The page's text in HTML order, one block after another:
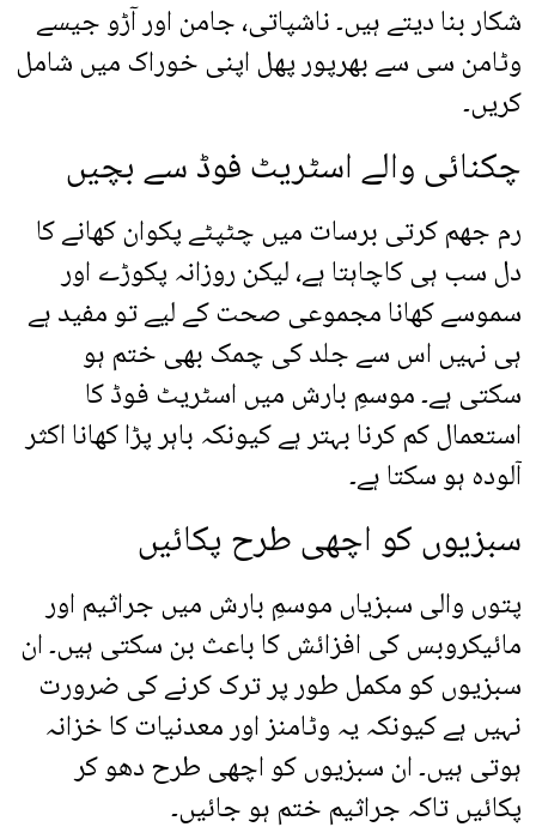
شکار بنا دیتے ہیں۔ ناشپاتی، جامن اور آڑو جیسے
وٹامن سی سے بھرپور پھل اپنی خوراک میں شامل
کریں۔
چکنائی والے اسٹریٹ فوڈ سے بچیں
رم جھم کرتی برسات میں چٹپٹے پکوان کھانے کا
دل سب ہی کاچاہتا ہے، لیکن روزانہ پکوڑے اور
سموسے کھانا مجموعی صحت کے لیے تو مفید ہے
ہی نہیں اس سے جلد کی چمک بھی ختم ہو
سکتی ہے۔ موسمِ بارش میں اسٹریٹ فوڈ کا
استعمال کم کرنا بہتر ہے کیونکہ باہر پڑا کھانا اکثر
آلودہ ہو سکتا ہے۔
سبزیوں کو اچھی طرح پکائیں
پتوں والی سبزیاں موسمِ بارش میں جراثیم اور
مائیکروبس کی افزائش کا باعث بن سکتی ہیں۔ ان
سبزیوں کو مکمل طور پر ترک کرنے کی ضرورت
نہیں ہے کیونکہ یہ وٹامنز اور معدنیات کا خزانہ
ہوتی ہیں۔ ان سبزیوں کو اچھی طرح دھو کر
پکائیں تاکہ جراثیم ختم ہو جائیں۔